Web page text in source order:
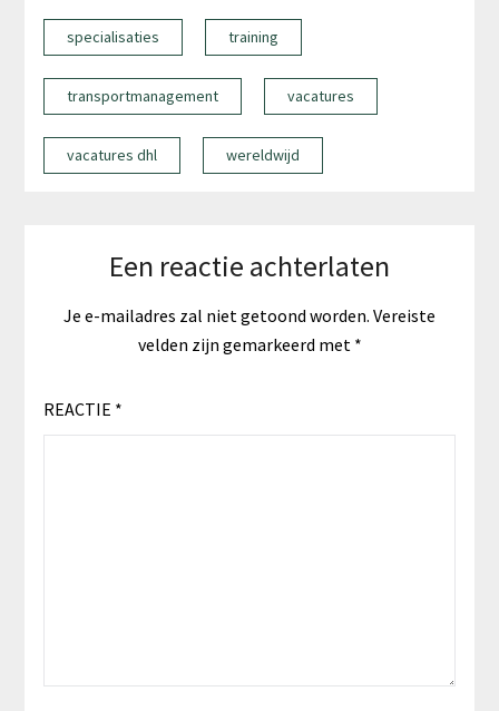
specialisaties training
transportmanagement vacatures
vacatures dhl wereldwijd
Een reactie achterlaten
Je e-mailadres zal niet getoond worden. Vereiste
velden zijn gemarkeerd met *
REACTIE *